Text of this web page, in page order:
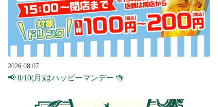
2026.08.07
📢 8/10(月)はハッピーマンデー 🍻